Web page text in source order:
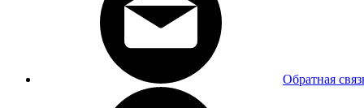
Обратная